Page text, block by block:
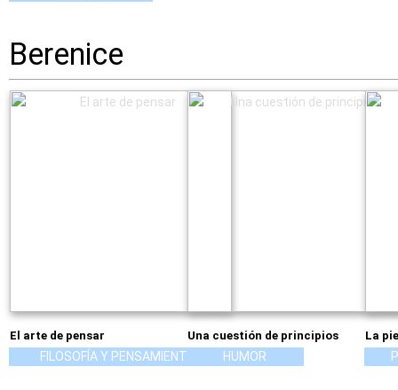
Berenice
El arte de pensar
FILOSOFÍA Y PENSAMIENTO
Una cuestión de principios
HUMOR
La